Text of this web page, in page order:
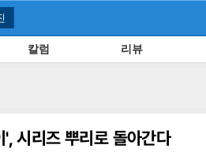
칼럼 리뷰
시리즈 뿌리로 돌아간다